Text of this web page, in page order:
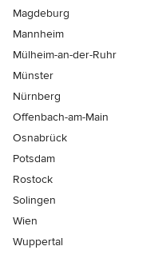
Magdeburg
Mannheim
Mülheim-an-der-Ruhr
Münster
Nürnberg
Offenbach-am-Main
Osnabrück
Potsdam
Rostock
Solingen
Wien
Wuppertal